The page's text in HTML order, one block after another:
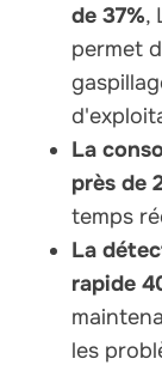
de 37%,
permet
La
près de
temps
La
rapide
les